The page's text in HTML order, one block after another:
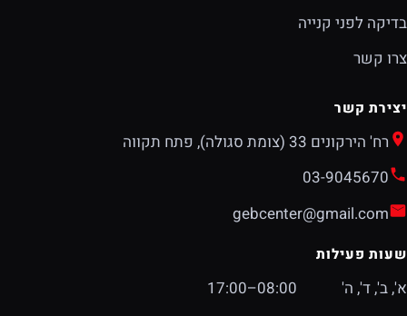
בדיקה לפני קנייה
צרו קשר
יצירת קשר
רח' הירקונים 33 (צומת סגולה), פתח תקווה
03-9045670
gebcenter@gmail.com
שעות פעילות
א', ב', ד', ה'
08:00–17:00